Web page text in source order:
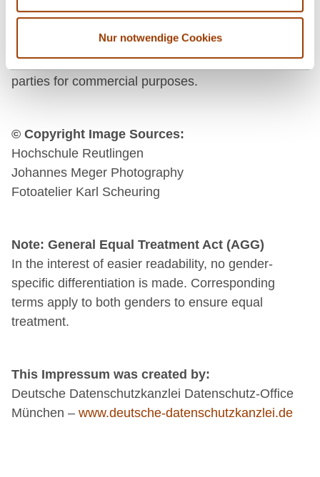
Nur notwendige Cookies
copyright protection and other protective laws. The
content of this online service may not be copied,
distributed, modified or made available to third
parties for commercial purposes.
© Copyright Image Sources:
Hochschule Reutlingen
Johannes Meger Photography
Fotoatelier Karl Scheuring
Note: General Equal Treatment Act (AGG)
In the interest of easier readability, no gender-
specific differentiation is made. Corresponding
terms apply to both genders to ensure equal
treatment.
This Impressum was created by:
Deutsche Datenschutzkanzlei Datenschutz-Office
München – www.deutsche-datenschutzkanzlei.de